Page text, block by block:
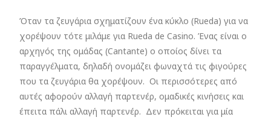
Όταν τα ζευγάρια σχηματίζουν ένα κύκλο (Rueda) για να
χορέψουν τότε μιλάμε για Rueda de Casino. Ένας είναι ο
αρχηγός της ομάδας (Cantante) ο οποίος δίνει τα
παραγγέλματα, δηλαδή ονομάζει φωναχτά τις φιγούρες
που τα ζευγάρια θα χορέψουν. Οι περισσότερες από
αυτές αφορούν αλλαγή παρτενέρ, ομαδικές κινήσεις και
έπειτα πάλι αλλαγή παρτενέρ. Δεν πρόκειται για μία